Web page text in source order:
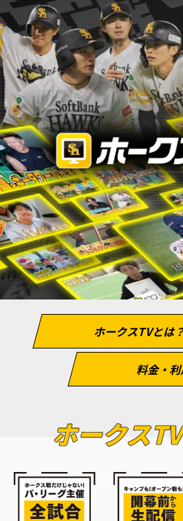
ホークスTVとは
料金・
ホークス